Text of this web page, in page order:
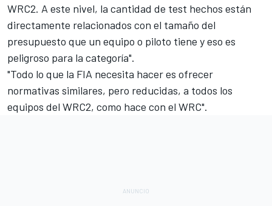
WRC2. A este nivel, la cantidad de test hechos están
directamente relacionados con el tamaño del
presupuesto que un equipo o piloto tiene y eso es
peligroso para la categoría".
"Todo lo que la FIA necesita hacer es ofrecer
normativas similares, pero reducidas, a todos los
equipos del WRC2, como hace con el WRC".